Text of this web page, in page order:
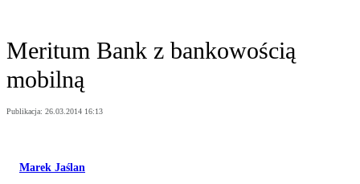
Meritum Bank z bankowością
mobilną
Publikacja: 26.03.2014 16:13
Marek Jaślan